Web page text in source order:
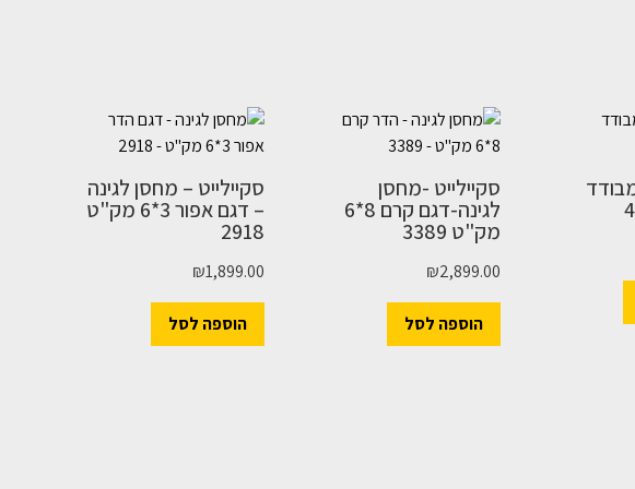
סקיילייט -מחסן
לגינה-דגם קרם 8*6
מק"ט 3389
₪2,899.00
הוספה לסל
סקיילייט – מחסן לגינה
– דגם אפור 3*6 מק"ט
2918
₪1,899.00
הוספה לסל